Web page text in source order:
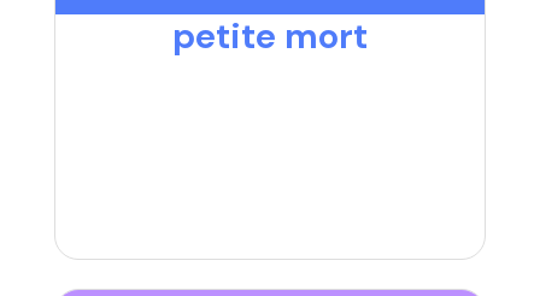
petite mort